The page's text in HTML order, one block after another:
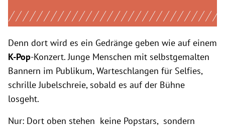
Denn dort wird es ein Gedränge geben wie auf einem
K-Pop-Konzert. Junge Menschen mit selbstgemalten
Bannern im Publikum, Warteschlangen für Selfies,
schrille Jubelschreie, sobald es auf der Bühne
losgeht.
Nur: Dort oben stehen keine Popstars, sondern